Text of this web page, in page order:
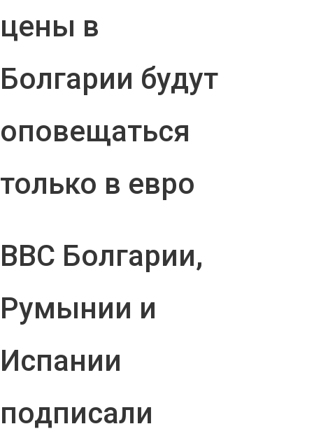
цены в
Болгарии будут
оповещаться
только в евро
ВВС Болгарии,
Румынии и
Испании
подписали